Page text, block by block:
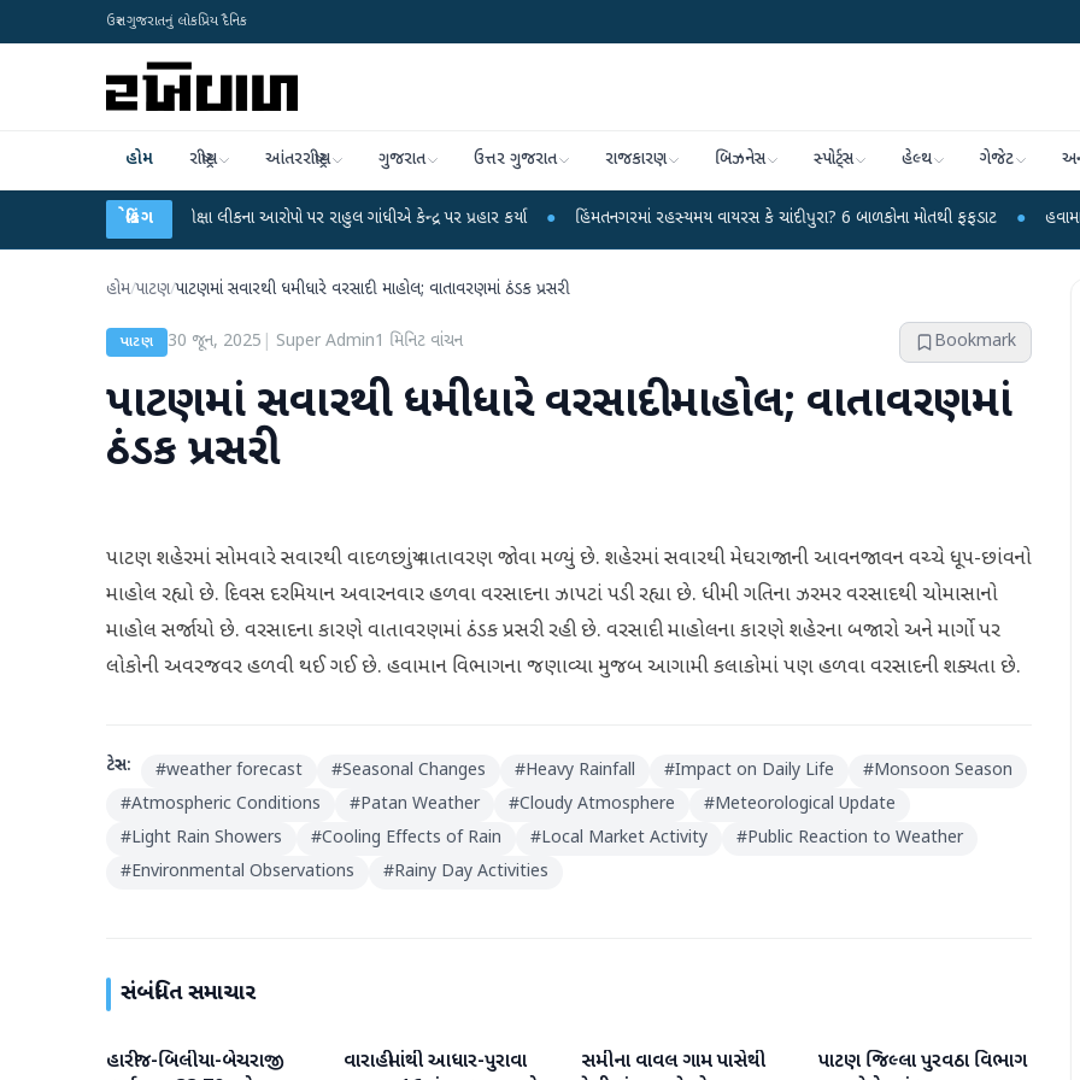
ઉત્તર ગુજરાતનું લોકપ્રિય દૈનિક
હોમ રાષ્ટ્રીય આંતરરાષ્ટ્રીય ગુજરાત ઉત્તર ગુજરાત રાજકારણ બિઝનેસ સ્પોર્ટ્સ હેલ્થ ગેજેટ
બ્રેકિંગ
NET પરીક્ષા લીકના આરોપો પર રાહુલ ગાંધીએ કેન્દ્ર પર પ્રહાર કર્યા ● હિંમતનગરમાં રહસ્યમય વાયરસ કે ચાંદીપુરા? 6 બાળકોના મોતથી ફફડાટ ● હવામાન વિભાગે 18
હોમ/પાટણ/પાટણમાં સવારથી ધમીધારે વરસાદી માહોલ; વાતાવરણમાં ઠંડક પ્રસરી
પાટણ 30 જૂન, 2025 Super Admin1 મિનિટ વાંચન Bookmark
પાટણમાં સવારથી ધમીધારે વરસાદી માહોલ; વાતાવરણમાં
ઠંડક પ્રસરી
પાટણ શહેરમાં સોમવારે સવારથી વાદળછાયું વાતાવરણ જોવા મળ્યું છે. શહેરમાં સવારથી મેઘરાજાની આવનજાવન વચ્ચે ધૂપ-છાંવનો
માહોલ રહ્યો છે. દિવસ દરમિયાન અવારનવાર હળવા વરસાદના ઝાપટાં પડી રહ્યા છે. ધીમી ગતિના ઝરમર વરસાદથી ચોમાસાનો
માહોલ સર્જાયો છે. વરસાદના કારણે વાતાવરણમાં ઠંડક પ્રસરી રહી છે. વરસાદી માહોલના કારણે શહેરના બજારો અને માર્ગો પર
લોકોની અવરજવર હળવી થઈ ગઈ છે. હવામાન વિભાગના જણાવ્યા મુજબ આગામી કલાકોમાં પણ હળવા વરસાદની શક્યતા છે.
ટેગ્સ: #weather forecast #Seasonal Changes #Heavy Rainfall #Impact on Daily Life #Monsoon Season
#Atmospheric Conditions #Patan Weather #Cloudy Atmosphere #Meteorological Update
#Light Rain Showers #Cooling Effects of Rain #Local Market Activity #Public Reaction to Weather
#Environmental Observations #Rainy Day Activities
સંબંધિત સમાચાર
પાટણ
હારીજ-બિલીયા-બેચરાજી
પાટણ
વારાહીમાંથી આધાર-પુરાવા
પાટણ
સમીના વાવલ ગામ પાસેથી
પાટણ
પાટણ જિલ્લા પુરવઠા વિભાગ